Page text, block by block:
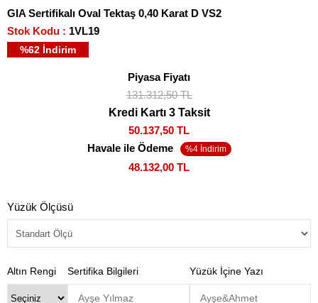
GIA Sertifikalı Oval Tektaş 0,40 Karat D VS2
Stok Kodu
1VL19
%62 İndirim
Piyasa Fiyatı
131.312,50 TL
Kredi Kartı 3 Taksit
50.137,50 TL
Havale ile Ödeme
48.132,00 TL
Yüzük Ölçüsü
Altın Rengi Sertifika Bilgileri Yüzük İçine Yazı